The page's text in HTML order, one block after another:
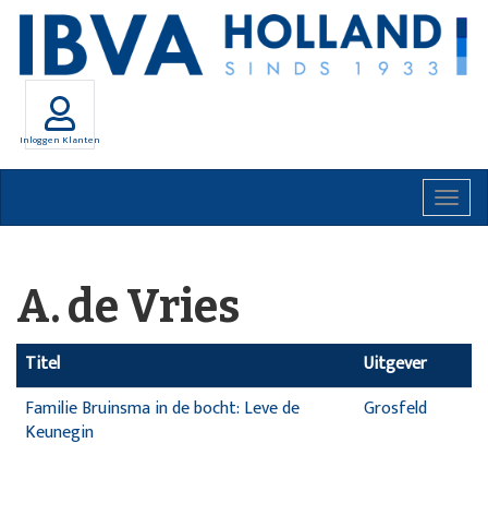
Inloggen Klanten
A. de Vries
Titel
Uitgever
Familie Bruinsma in de bocht: Leve de
Keunegin
Grosfeld